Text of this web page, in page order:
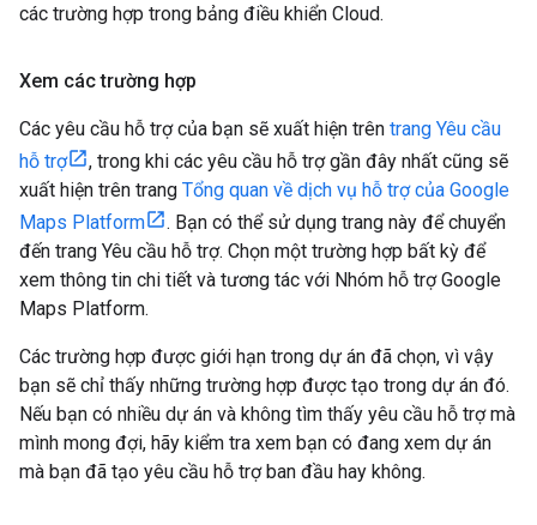
các trường hợp trong bảng điều khiển Cloud.
Xem các trường hợp
Các yêu cầu hỗ trợ của bạn sẽ xuất hiện trên trang Yêu cầu
hỗ trợ
, trong khi các yêu cầu hỗ trợ gần đây nhất cũng sẽ
xuất hiện trên trang Tổng quan về dịch vụ hỗ trợ của Google
Maps Platform
. Bạn có thể sử dụng trang này để chuyển
đến trang Yêu cầu hỗ trợ. Chọn một trường hợp bất kỳ để
xem thông tin chi tiết và tương tác với Nhóm hỗ trợ Google
Maps Platform.
Các trường hợp được giới hạn trong dự án đã chọn, vì vậy
bạn sẽ chỉ thấy những trường hợp được tạo trong dự án đó.
Nếu bạn có nhiều dự án và không tìm thấy yêu cầu hỗ trợ mà
mình mong đợi, hãy kiểm tra xem bạn có đang xem dự án
mà bạn đã tạo yêu cầu hỗ trợ ban đầu hay không.